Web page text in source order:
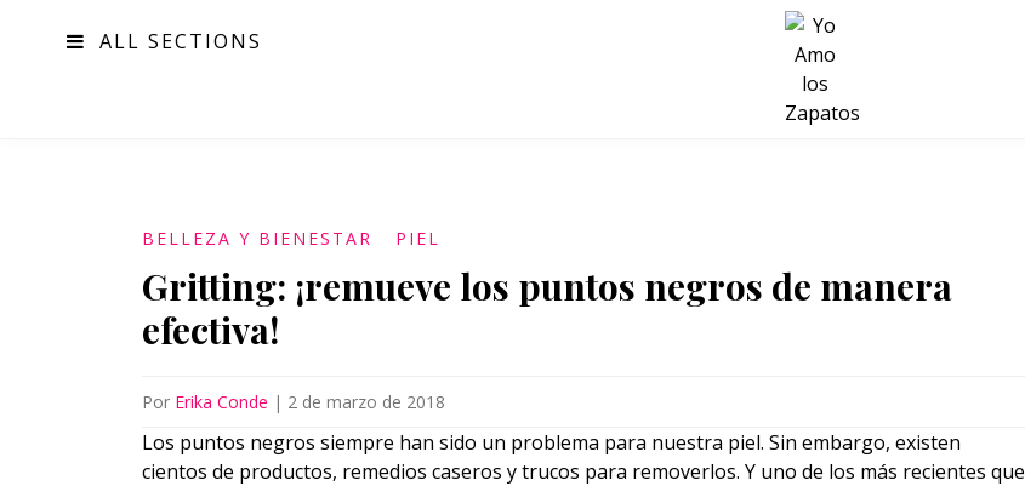
ALL SECTIONS
SALUD
BELLEZA Y BIENESTAR PIEL
Gritting: ¡remueve los puntos negros de manera
efectiva!
Por Erika Conde | 2 de marzo de 2018
Los puntos negros siempre han sido un problema para nuestra piel. Sin embargo, existen
cientos de productos, remedios caseros y trucos para removerlos. Y uno de los más recientes que